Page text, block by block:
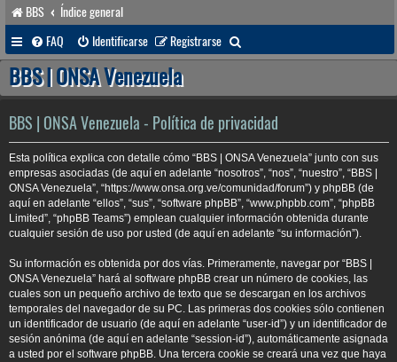
BBS
Índice general
FAQ
Identificarse Registrarse
u
a
r
BBS | ONSA Venezuela
BBS | ONSA Venezuela - Política de privacidad
Esta política explica con detalle cómo “BBS | ONSA Venezuela” junto con sus
empresas asociadas (de aquí en adelante “nosotros”, “nos”, “nuestro”, “BBS |
ONSA Venezuela”, “https://www.onsa.org.ve/comunidad/forum”) y phpBB (de
aquí en adelante “ellos”, “sus”, “software phpBB”, “www.phpbb.com”, “phpBB
Limited”, “phpBB Teams”) emplean cualquier información obtenida durante
cualquier sesión de uso por usted (de aquí en adelante “su información”).
Su información es obtenida por dos vías. Primeramente, navegar por “BBS |
ONSA Venezuela” hará al software phpBB crear un número de cookies, las
cuales son un pequeño archivo de texto que se descargan en los archivos
temporales del navegador de su PC. Las primeras dos cookies sólo contienen
un identificador de usuario (de aquí en adelante “user-id”) y un identificador de
sesión anónima (de aquí en adelante “session-id”), automáticamente asignada
a usted por el software phpBB. Una tercera cookie se creará una vez que haya